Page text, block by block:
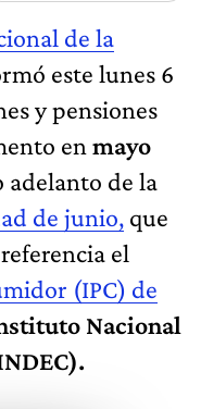
de la
este lunes 6
y pensiones
en mayo
adelanto de la
de junio, que
el
(IPC) de
Nacional